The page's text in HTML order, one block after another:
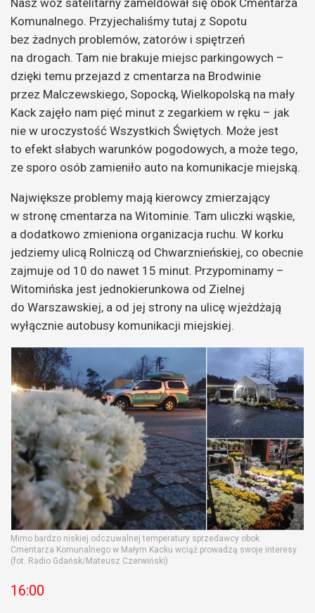
Nasz wóz satelitarny zameldował się obok Cmentarza
Komunalnego. Przyjechaliśmy tutaj z Sopotu
bez żadnych problemów, zatorów i spiętrzeń
na drogach. Tam nie brakuje miejsc parkingowych –
dzięki temu przejazd z cmentarza na Brodwinie
przez Malczewskiego, Sopocką, Wielkopolską na mały
Kack zajęło nam pięć minut z zegarkiem w ręku – jak
nie w uroczystość Wszystkich Świętych. Może jest
to efekt słabych warunków pogodowych, a może tego,
ze sporo osób zamieniło auto na komunikacje miejską.
Największe problemy mają kierowcy zmierzający
w stronę cmentarza na Witominie. Tam uliczki wąskie,
a dodatkowo zmieniona organizacja ruchu. W korku
jedziemy ulicą Rolniczą od Chwarznieńskiej, co obecnie
zajmuje od 10 do nawet 15 minut. Przypominamy –
Witomińska jest jednokierunkowa od Zielnej
do Warszawskiej, a od jej strony na ulicę wjeżdżają
wyłącznie autobusy komunikacji miejskiej.
Mimo bardzo niskiej odczuwalnej temperatury sprzedawcy obok
Cmentarza Komunalnego w Małym Kacku wciąż prowadzą swoje interesy
(fot. Radio Gdańsk/Mateusz Czerwiński)
16:00